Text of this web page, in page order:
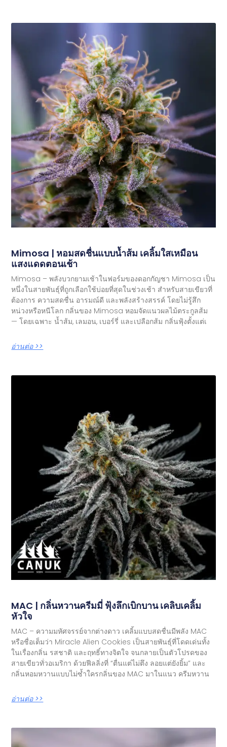
Mimosa | หอมสดชื่นแบบน้ำส้ม เคลิ้มใสเหมือน
แสงแดดตอนเช้า
Mimosa – พลังบวกยามเช้าในฟอร์มของดอกกัญชา Mimosa เป็น
หนึ่งในสายพันธุ์ที่ถูกเลือกใช้บ่อยที่สุดในช่วงเช้า สำหรับสายเขียวที่
ต้องการ ความสดชื่น อารมณ์ดี และพลังสร้างสรรค์ โดยไม่รู้สึก
หน่วงหรือหนีโลก กลิ่นของ Mimosa หอมจัดแนวผลไม้ตระกูลส้ม
— โดยเฉพาะ น้ำส้ม, เลมอน, เบอร์รี่ และเปลือกส้ม กลิ่นฟุ้งตั้งแต่เ
อ่านต่อ >>
MAC | กลิ่นหวานครีมมี่ ฟุ้งลึกเบิกบาน เคลิบเคลิ้ม
หัวใจ
MAC – ความมหัศจรรย์จากต่างดาว เคลิ้มแบบสดชื่นมีพลัง MAC
หรือชื่อเต็มว่า Miracle Alien Cookies เป็นสายพันธุ์ที่โดดเด่นทั้ง
ในเรื่องกลิ่น รสชาติ และฤทธิ์ทางจิตใจ จนกลายเป็นตัวโปรดของ
สายเขียวทั่วอเมริกา ด้วยฟีลลิ่งที่ “ตื่นแต่ไม่ตึง ลอยแต่ยังยิ้ม” และ
กลิ่นหอมหวานแบบไม่ซ้ำใครกลิ่นของ MAC มาในแนว ครีมหวาน
อ่านต่อ >>